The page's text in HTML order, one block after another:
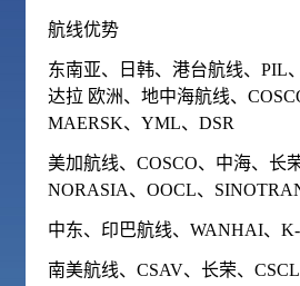
航线优势
东南亚、日韩、港台航线、PIL
达拉 欧洲、地中海航线、
MAERSK、YML、DSR
美加航线、COSCO、中海、长
NORASIA、OOCL、
中东、印巴航线、WANHAI、
南美航线、CSAV、长荣、